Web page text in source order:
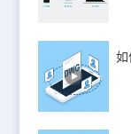
如